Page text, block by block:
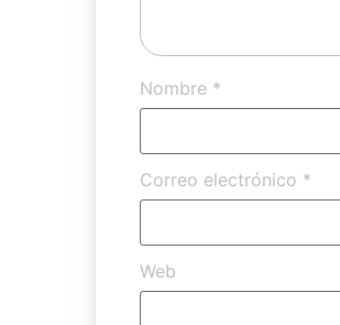
Nombre *
Correo electrónico *
Web